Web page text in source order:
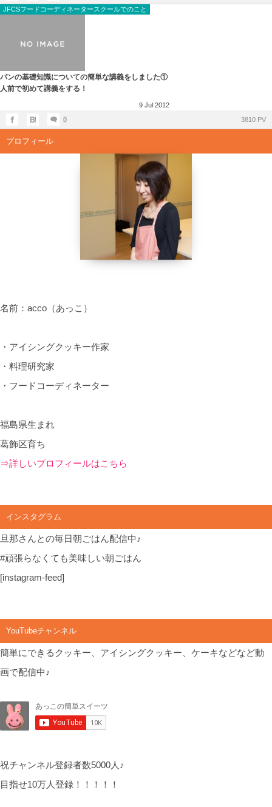
JFCSフードコーディネータースクールでのこと
パンの基礎知識についての簡単な講義をしました①
人前で初めて講義をする！
9 Jul 2012
0
3810 PV
プロフィール
名前：acco（あっこ）
・アイシングクッキー作家
・料理研究家
・フードコーディネーター
福島県生まれ
葛飾区育ち
⇒詳しいプロフィールはこちら
インスタグラム
旦那さんとの毎日朝ごはん配信中♪
#頑張らなくても美味しい朝ごはん
[instagram-feed]
YouTubeチャンネル
簡単にできるクッキー、アイシングクッキー、ケーキなどなど動
画で配信中♪
祝チャンネル登録者数5000人♪
目指せ10万人登録！！！！！